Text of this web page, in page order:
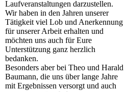
Laufveranstaltungen darzustellen.
Wir haben in den Jahren unserer
Tätigkeit viel Lob und Anerkennung
für unserer Arbeit erhalten und
möchten uns auch für Eure
Unterstützung ganz herzlich
bedanken.
Besonders aber bei Theo und Harald
Baumann, die uns über lange Jahre
mit Ergebnissen versorgt und auch